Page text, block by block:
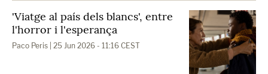
'Viatge al país dels blancs', entre
l'horror i l'esperança
Paco Peris | 25 Jun 2026 - 11:16 CEST